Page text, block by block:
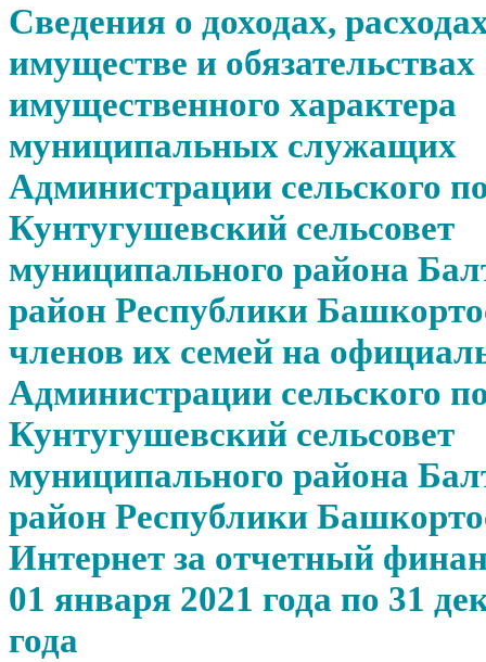
Сведения о доходах,
имуществе и обязательствах
имущественного характера
муниципальных служащих
Администрации сельского
Кунтугушевский сельсовет
муниципального района
район Республики
членов их семей на
Администрации сельского
Кунтугушевский сельсовет
муниципального района
район Республики
Интернет за отчетный
01 января 2021 года по 31
года